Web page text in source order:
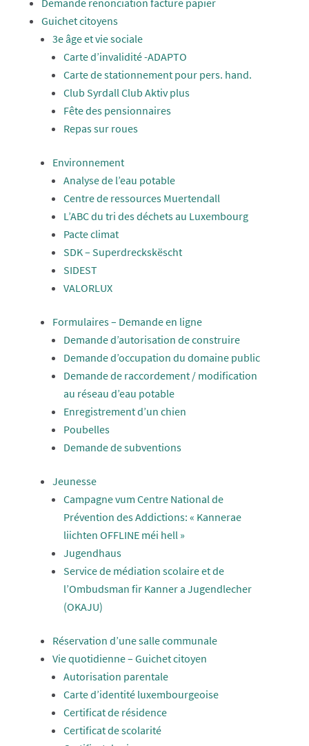
Demande renonciation facture papier
Guichet citoyens
3e âge et vie sociale
Carte d’invalidité -ADAPTO
Carte de stationnement pour pers. hand.
Club Syrdall Club Aktiv plus
Fête des pensionnaires
Repas sur roues
Environnement
Analyse de l’eau potable
Centre de ressources Muertendall
L’ABC du tri des déchets au Luxembourg
Pacte climat
SDK – Superdreckskëscht
SIDEST
VALORLUX
Formulaires – Demande en ligne
Demande d’autorisation de construire
Demande d’occupation du domaine public
Demande de raccordement / modification
au réseau d’eau potable
Enregistrement d’un chien
Poubelles
Demande de subventions
Jeunesse
Campagne vum Centre National de
Prévention des Addictions: « Kannerae
liichten OFFLINE méi hell »
Jugendhaus
Service de médiation scolaire et de
l’Ombudsman fir Kanner a Jugendlecher
(OKAJU)
Réservation d’une salle communale
Vie quotidienne – Guichet citoyen
Autorisation parentale
Carte d’identité luxembourgeoise
Certificat de résidence
Certificat de scolarité